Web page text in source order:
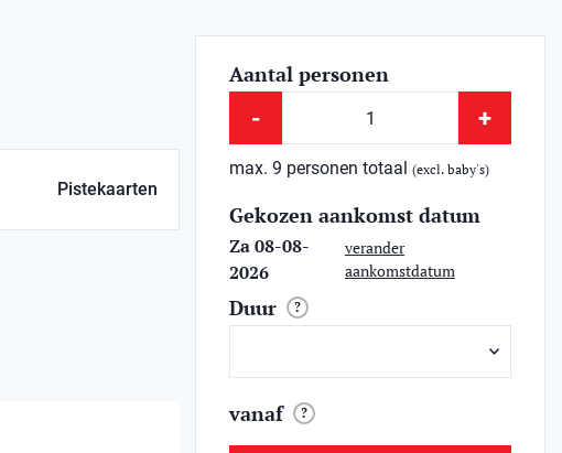
Pistekaarten
Aantal personen
- +
max. 9 personen totaal(excl. baby's)
Gekozen aankomst datum
Za 08-08-
2026
verander
aankomstdatum
Duur ?
vanaf ?